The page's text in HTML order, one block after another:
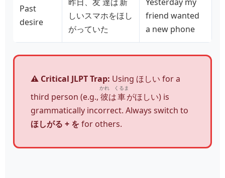
Past
desire
昨日、 友達は新
しいスマホをほし
がっていた
Yesterday my
friend wanted
a new phone
⚠️ Critical JLPT Trap: Using ほしい for a
third person (e.g., 彼
かれ
は車
くるま
がほしい) is
grammatically incorrect. Always switch to
ほしがる + を for others.